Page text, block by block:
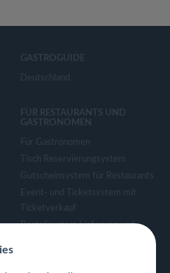
GASTROGUIDE
Deutschland
FÜR RESTAURANTS UND
GASTRONOMEN
Für Gastronomen
Tisch Reservierungsystem
Gutscheinsystem für Restaurants
Event- und Ticketsystem mit
Ticketverkauf
Bestellsystem Lieferung und